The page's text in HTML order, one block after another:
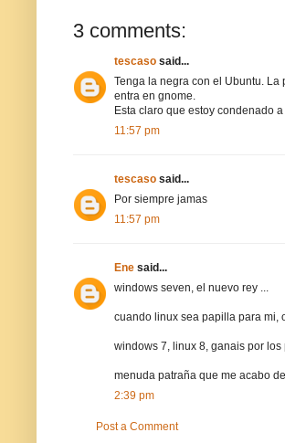
3 comments:
tescaso said...
Tenga la negra con el Ubuntu.
entra en gnome.
Esta claro que estoy condenado
11:57 pm
tescaso said...
Por siempre jamas
11:57 pm
Ene said...
windows seven, el nuevo rey ...
cuando linux sea papilla para mi,
windows 7, linux 8, ganais por los
menuda patraña que me acabo
2:39 pm
Post a Comment